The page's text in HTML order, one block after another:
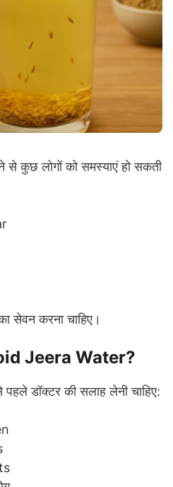
से कुछ लोगों को समस्याएं हो सकती
सेवन करना चाहिए।
Jeera Water?
पहले डॉक्टर की सलाह लेनी चाहिए: